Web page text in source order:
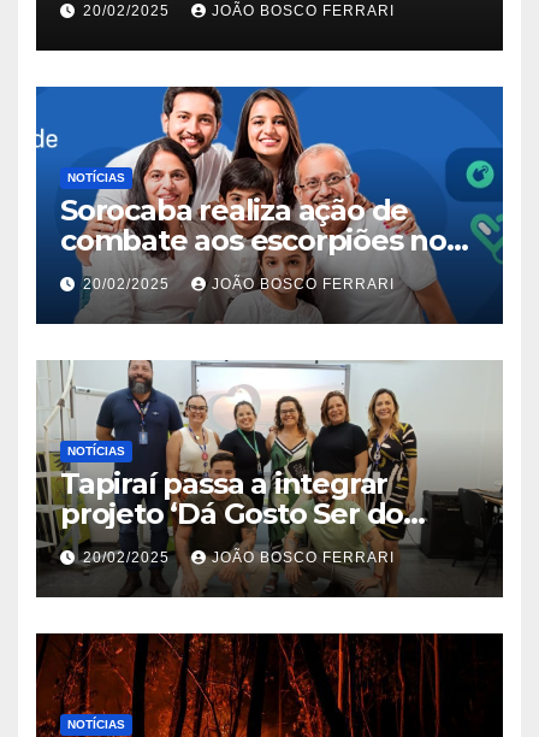
20/02/2025 JOÃO BOSCO FERRARI
NOTÍCIAS
Sorocaba realiza ação de
combate aos escorpiões no
Jardim São Carlos
20/02/2025 JOÃO BOSCO FERRARI
NOTÍCIAS
Tapiraí passa a integrar
projeto ‘Dá Gosto Ser do
Ribeira’ | ASN São Paulo
20/02/2025 JOÃO BOSCO FERRARI
NOTÍCIAS